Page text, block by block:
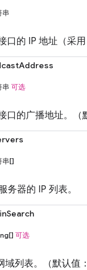
串
口的 IP 地址（采
串 可选
口的广播地址。（
串[]
务器的 IP 列表。
可选
域列表。（默认值